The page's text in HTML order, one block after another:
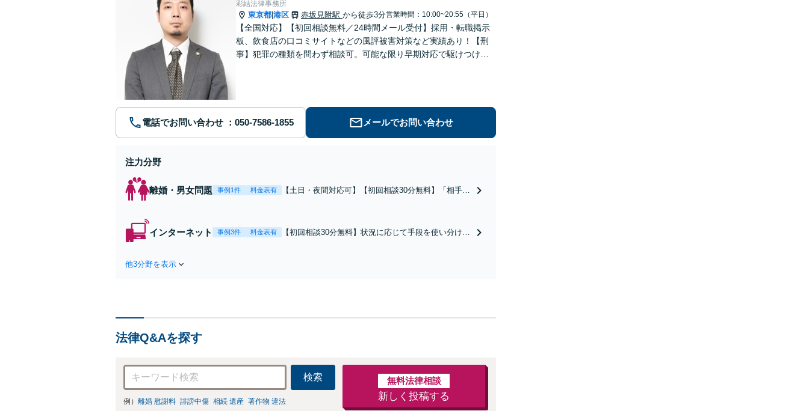
彩結法律事務所
東京都 港区 赤坂見附駅 から徒歩3分営業時間：10:00~20:55（平日）
【全国対応】【初回相談無料／24時間メール受付】採用・転職掲示
板、飲食店の口コミサイトなどの風評被害対策など実績あり！【刑
事】犯罪の種類を問わず相談可。可能な限り早期対応で駆けつけサ
電話でお問い合わせ メールでお問い合わせ
注力分野
離婚・男女問題 事例1件 料金表有
【土日・夜間対応可】【初回相談30分無料】「相手方
金額アップ／減額交渉も対応可」【完全個室対応】
インターネット 事例3件 料金表有
【初回相談30分無料】状況に応じて手段を使い分け、
他3分野を表示
法律Q&Aを探す
検索
例） 離婚 慰謝料 誹謗中傷 相続 遺産 著作物 違法
無料法律相談
新しく投稿する